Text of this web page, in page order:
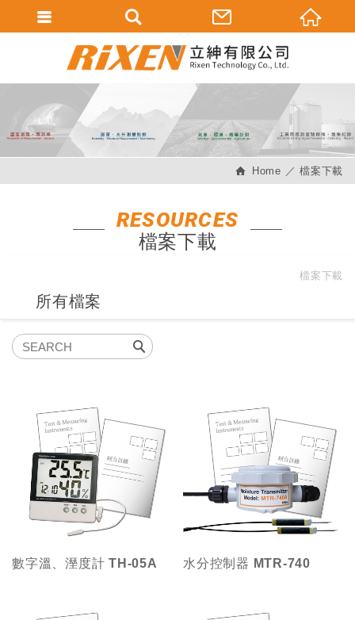
Home 檔案下載
RESOURCES
檔案下載
檔案下載
所有檔案
數字溫、溼度計 TH-05A 水分控制器 MTR-740
會員登入
加入會員
忘記密碼
訂單查詢
個人資料修改